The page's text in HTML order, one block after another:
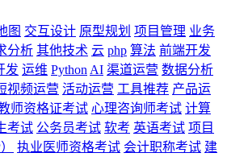
图 交互设计 原型规划 项目管理 业务
分析 其他技术 云 php 算法 前端开发
发 运维 Python AI 渠道运营 数据分析
视频运营 活动运营 工具推荐 产品运
师资格证考试 心理咨询师考试 计算
考试 公务员考试 软考 英语考试 项目
执业医师资格考试 会计职称考试 建